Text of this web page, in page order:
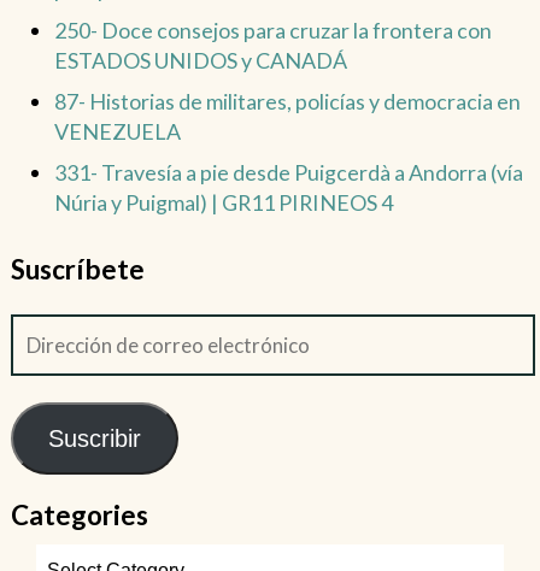
250- Doce consejos para cruzar la frontera con
ESTADOS UNIDOS y CANADÁ
87- Historias de militares, policías y democracia en
VENEZUELA
331- Travesía a pie desde Puigcerdà a Andorra (vía
Núria y Puigmal) | GR11 PIRINEOS 4
Suscríbete
Suscribir
Categories